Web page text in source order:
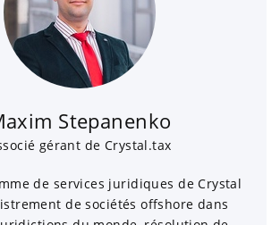
Stepanenko
gérant de Crystal.tax
de services juridiques de Crystal
de sociétés offshore dans